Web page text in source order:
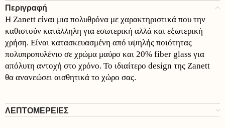
Περιγραφή
H Zanett είναι μια πολυθρόνα με χαρακτηριστικά που την
καθιστούν κατάλληλη για εσωτερική αλλά και εξωτερική
χρήση. Είναι κατασκευασμένη από υψηλής ποιότητας
πολυπροπυλένιο σε χρώμα μαύρο και 20% fiber glass για
απόλυτη αντοχή στο χρόνο. Το ιδιαίτερο design της Zanett
θα ανανεώσει αισθητικά το χώρο σας.
ΛΕΠΤΟΜΕΡΕΙΕΣ